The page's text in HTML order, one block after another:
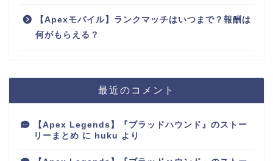
【Apexモバイル】ランクマッチはいつまで？報酬は
何がもらえる？
最近のコメント
【Apex Legends】『ブラッドハウンド』のストー
リーまとめ に huku より